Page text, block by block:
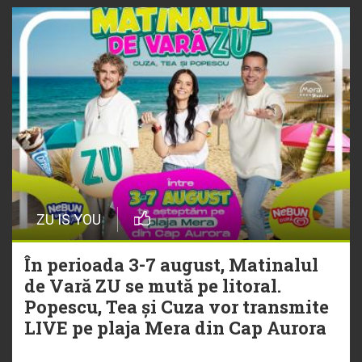
playlistul Radio ZU
ZU IS YOU
În perioada 3-7 august, Matinalul
de Vară ZU se mută pe litoral.
Popescu, Tea și Cuza vor transmite
LIVE pe plaja Mera din Cap Aurora